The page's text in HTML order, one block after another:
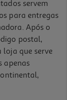
servem
para entregas
Após o
postal,
loja que serve
apenas